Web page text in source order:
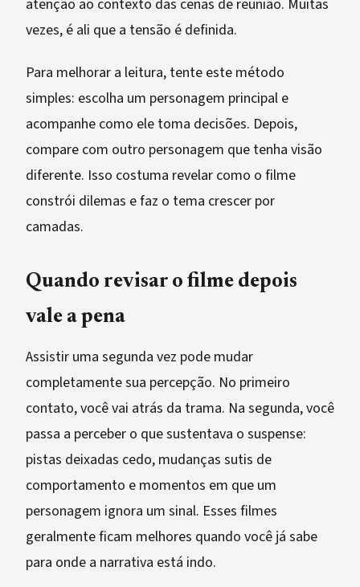
atenção ao contexto das cenas de reunião. Muitas
vezes, é ali que a tensão é definida.
Para melhorar a leitura, tente este método
simples: escolha um personagem principal e
acompanhe como ele toma decisões. Depois,
compare com outro personagem que tenha visão
diferente. Isso costuma revelar como o filme
constrói dilemas e faz o tema crescer por
camadas.
Quando revisar o filme depois
vale a pena
Assistir uma segunda vez pode mudar
completamente sua percepção. No primeiro
contato, você vai atrás da trama. Na segunda, você
passa a perceber o que sustentava o suspense:
pistas deixadas cedo, mudanças sutis de
comportamento e momentos em que um
personagem ignora um sinal. Esses filmes
geralmente ficam melhores quando você já sabe
para onde a narrativa está indo.